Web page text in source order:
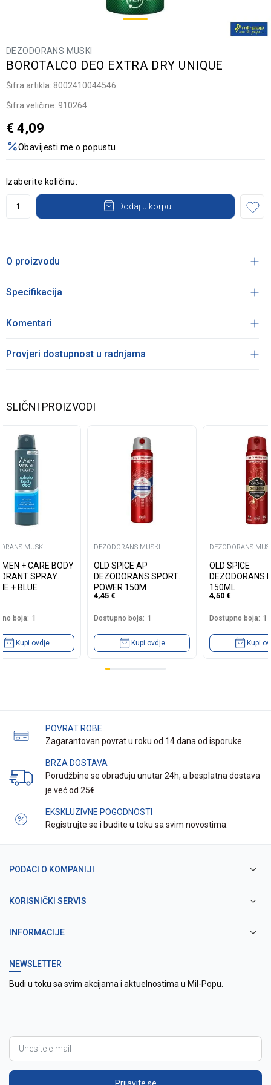
DEZODORANS MUSKI
BOROTALCO DEO EXTRA DRY UNIQUE
Šifra artikla: 8002410044546
Šifra veličine: 910264
€ 4,09
Obavijesti me o popustu
Izaberite količinu:
Dodaj u korpu
O proizvodu
Specifikacija
Komentari
Provjeri dostupnost u radnjama
SLIČNI PROIZVODI
MUSKI
MEN + CARE BODY
SPRAY
+ BLUE
boja: 1
Kupi ovdje
DEZODORANS MUSKI
OLD SPICE AP
DEZODORANS SPORT
POWER 150M
4,45 €
Dostupno boja: 1
Kupi ovdje
DEZODORANS
OLD SPICE
DEZODORANS
150ML
4,50 €
Dostupno boja: 1
Kupi
POVRAT ROBE
Zagarantovan povrat u roku od 14 dana od isporuke.
BRZA DOSTAVA
Porudžbine se obrađuju unutar 24h, a besplatna dostava
je već od 25€.
EKSKLUZIVNE POGODNOSTI
Registrujte se i budite u toku sa svim novostima.
PODACI O KOMPANIJI
KORISNIČKI SERVIS
INFORMACIJE
NEWSLETTER
Budi u toku sa svim akcijama i aktuelnostima u Mil-Popu.